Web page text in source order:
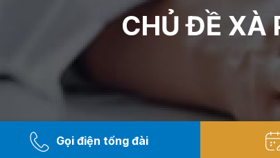
CHỦ ĐỀ XÀ
Gọi điện tổng đài